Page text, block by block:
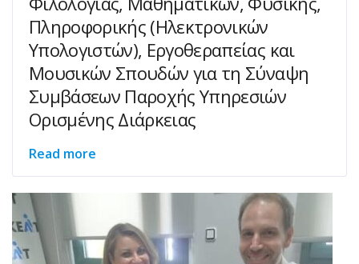
Πληροφορικής (Ηλεκτρονικών
Υπολογιστών), Εργοθεραπείας και
Μουσικών Σπουδών για τη Σύναψη
Συμβάσεων Παροχής Υπηρεσιών
Ορισμένης Διάρκειας
Read more